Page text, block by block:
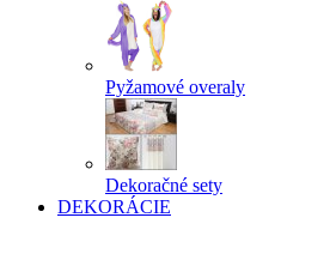
Pyžamové overaly
Dekoračné sety
DEKORÁCIE